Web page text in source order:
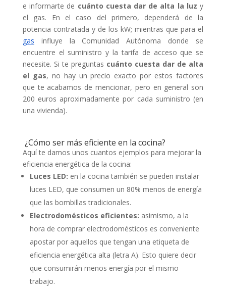
e informarte de cuánto cuesta dar de alta la luzy
el gas. En el caso del primero, dependerá de la
potencia contratada y de los kW; mientras que para el
gas influye la Comunidad Autónoma donde se
encuentre el suministro y la tarifa de acceso que se
necesite. Si te preguntas cuánto cuesta dar de alta
el gas, no hay un precio exacto por estos factores
que te acabamos de mencionar, pero en general son
200 euros aproximadamente por cada suministro (en
una vivienda).
¿Cómo ser más eficiente en la cocina?
Aquí te damos unos cuantos ejemplos para mejorar la
eficiencia energética de la cocina:
Luces LED: en la cocina también se pueden instalar
luces LED, que consumen un 80% menos de energía
que las bombillas tradicionales.
Electrodomésticos eficientes: asimismo, a la
hora de comprar electrodomésticos es conveniente
apostar por aquellos que tengan una etiqueta de
eficiencia energética alta (letra A). Esto quiere decir
que consumirán menos energía por el mismo
trabajo.